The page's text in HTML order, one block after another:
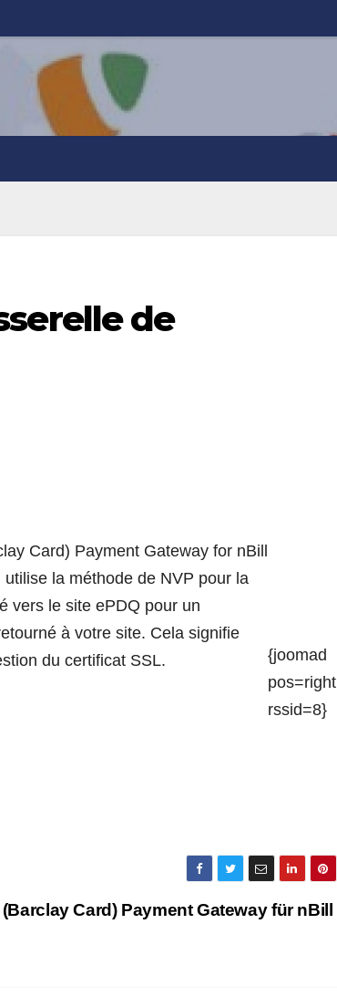
de
{joomad
pos=right
rssid=8}
la méthode de NVP pour la
vers le site ePDQ pour un
à votre site. Cela signifie
du certificat SSL.
(Barclay Card) Payment Gateway für nBill